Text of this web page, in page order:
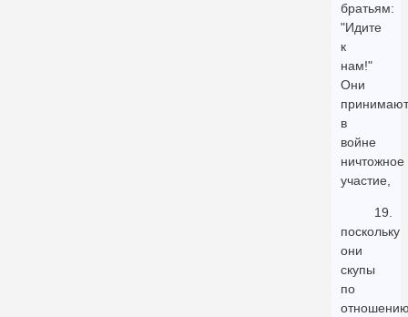
братьям:
"Идите
к
нам!"
Они
принимают
в
войне
ничтожное
участие,
19.
поскольку
они
скупы
по